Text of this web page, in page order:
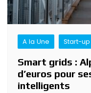
A la Une Start-up
Smart grids :
d’euros pour
intelligents